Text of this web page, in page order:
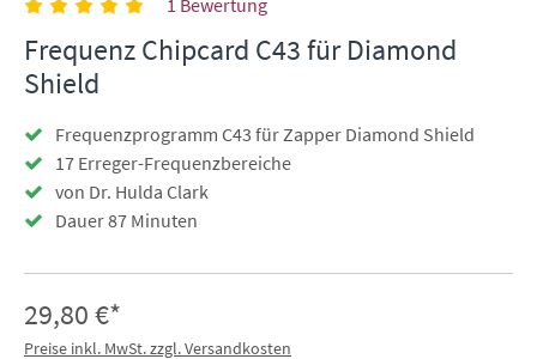
1 Bewertung
Frequenz Chipcard C43 für Diamond
Shield
Frequenzprogramm C43 für Zapper Diamond Shield
17 Erreger-Frequenzbereiche
von Dr. Hulda Clark
Dauer 87 Minuten
29,80 €*
Preise inkl. MwSt. zzgl. Versandkosten